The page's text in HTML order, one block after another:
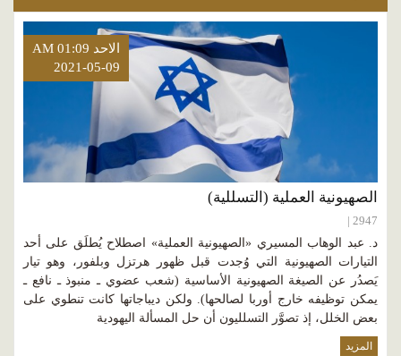
الاحد AM 01:09
2021-05-09
الصهيونية العملية (التسللية)
2947 |
د. عبد الوهاب المسيري «الصهيونية العملية» اصطلاح يُطلَق على أحد
التيارات الصهيونية التي وُجدت قبل ظهور هرتزل وبلفور، وهو تيار
يَصدُر عن الصيغة الصهيونية الأساسية (شعب عضوي ـ منبوذ ـ نافع ـ
يمكن توظيفه خارج أوربا لصالحها). ولكن ديباجاتها كانت تنطوي على
بعض الخلل، إذ تصوَّر التسلليون أن حل المسألة اليهودية
المزيد